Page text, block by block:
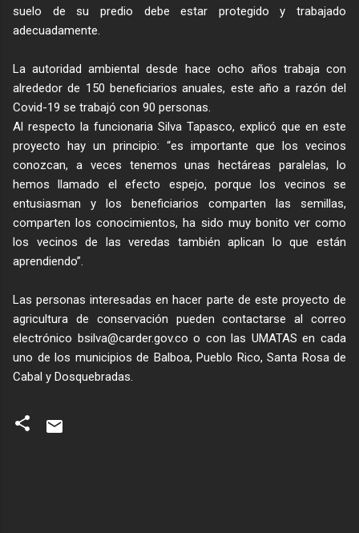
suelo de su predio debe estar protegido y trabajado
adecuadamente.
La autoridad ambiental desde hace ocho años trabaja con
alrededor de 150 beneficiarios anuales, este año a razón del
Covid-19 se trabajó con 90 personas.
Al respecto la funcionaria Silva Tapasco, explicó que en este
proyecto hay un principio: “es importante que los vecinos
conozcan, a veces tenemos unas hectáreas paralelas, lo
hemos llamado el efecto espejo, porque los vecinos se
entusiasman y los beneficiarios comparten las semillas,
comparten los conocimientos, ha sido muy bonito ver como
los vecinos de las veredas también aplican lo que están
aprendiendo”.
Las personas interesadas en hacer parte de este proyecto de
agricultura de conservación pueden contactarse al correo
electrónico bsilva@carder.gov.co o con las UMATAS en cada
uno de los municipios de Balboa, Pueblo Rico, Santa Rosa de
Cabal y Dosquebradas.